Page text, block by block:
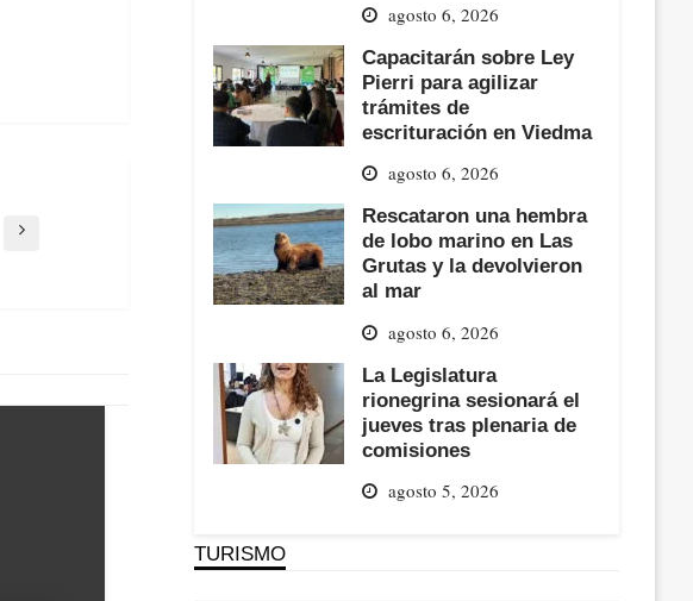
agosto 6, 2026
Capacitarán sobre Ley
Pierri para agilizar
trámites de
escrituración en Viedma
agosto 6, 2026
Rescataron una hembra
de lobo marino en Las
Grutas y la devolvieron
al mar
agosto 6, 2026
La Legislatura
rionegrina sesionará el
jueves tras plenaria de
comisiones
agosto 5, 2026
TURISMO